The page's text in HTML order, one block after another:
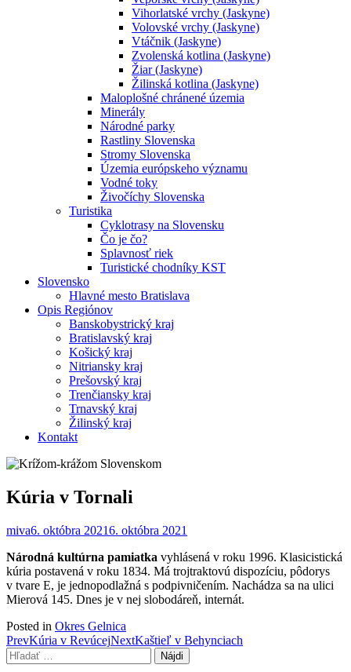
Vihorlatské vrchy (Jaskyne)
Volovské vrchy (Jaskyne)
Vtáčnik (Jaskyne)
Zvolenská kotlina (Jaskyne)
Žiar (Jaskyne)
Žilinská kotlina (Jaskyne)
Maloplošné chránené územia
Minerály
Národné parky
Rastliny Slovenska
Stromy Slovenska
Územia európskeho významu
Vodné toky
Živočíchy Slovenska
Turistika
Cyklotrasy na Slovensku
Čo je čo?
Splavnosť riek
Turistické chodníky KST
Slovensko
Hlavné mesto Bratislava
Opis Regiónov
Banskobystrický kraj
Bratislavský kraj
Košický kraj
Nitriansky kraj
Prešovský kraj
Trenčiansky kraj
Trnavský kraj
Žilinský kraj
Kontakt
Kúria v Tornali
miva6. októbra 20216. októbra 2021
Národná kultúrna pamiatka vyhlásená v roku 1996. Klasicistická
kúria postavená v roku 1834. Má trojtraktovú dispozíciu, pôdorys
v tvare E, je jednopodlažná s podpivničením. Nachádza sa na ulici
Mierová 145. Dnes je v nej slobodáreň, internát.
Posted in Okres Gelnica
Post
navigation
PrevKúria v RevúcejNextKaštieľ v Behynciach
Hľadať: